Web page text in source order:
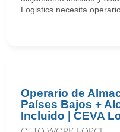
Logistics necesita
Operario de
Países Bajos +
Incluido | CEVA